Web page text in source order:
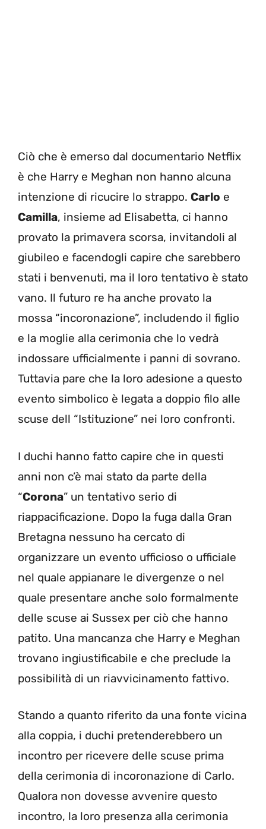
Ciò che è emerso dal documentario Netflix
è che Harry e Meghan non hanno alcuna
intenzione di ricucire lo strappo. Carlo e
Camilla, insieme ad Elisabetta, ci hanno
provato la primavera scorsa, invitandoli al
giubileo e facendogli capire che sarebbero
stati i benvenuti, ma il loro tentativo è stato
vano. Il futuro re ha anche provato la
mossa “incoronazione”, includendo il figlio
e la moglie alla cerimonia che lo vedrà
indossare ufficialmente i panni di sovrano.
Tuttavia pare che la loro adesione a questo
evento simbolico è legata a doppio filo alle
scuse dell “Istituzione” nei loro confronti.
I duchi hanno fatto capire che in questi
anni non c’è mai stato da parte della
“Corona” un tentativo serio di
riappacificazione. Dopo la fuga dalla Gran
Bretagna nessuno ha cercato di
organizzare un evento ufficioso o ufficiale
nel quale appianare le divergenze o nel
quale presentare anche solo formalmente
delle scuse ai Sussex per ciò che hanno
patito. Una mancanza che Harry e Meghan
trovano ingiustificabile e che preclude la
possibilità di un riavvicinamento fattivo.
Stando a quanto riferito da una fonte vicina
alla coppia, i duchi pretenderebbero un
incontro per ricevere delle scuse prima
della cerimonia di incoronazione di Carlo.
Qualora non dovesse avvenire questo
incontro, la loro presenza alla cerimonia